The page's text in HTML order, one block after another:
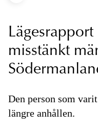
misstänkt
Den person som
längre anhållen.